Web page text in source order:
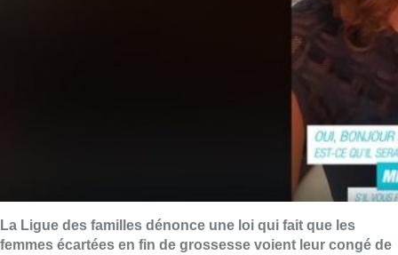
La Ligue des familles dénonce une loi qui fait que les
femmes écartées en fin de grossesse voient leur congé de